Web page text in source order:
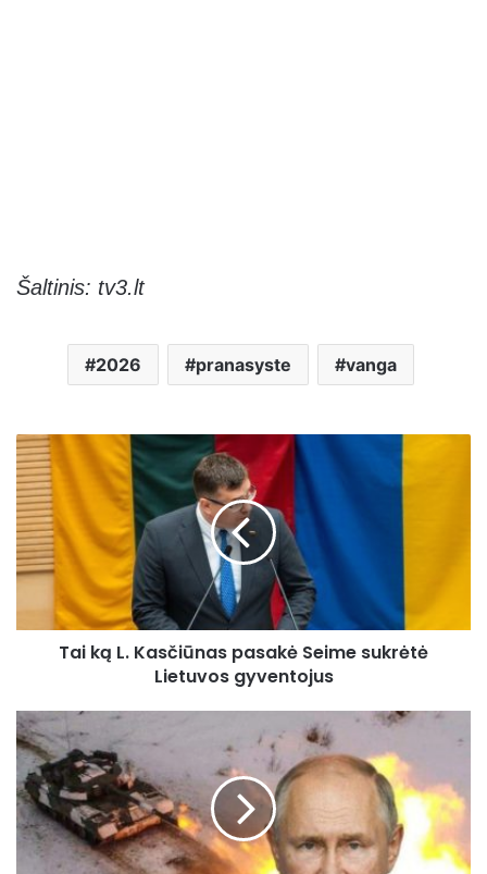
Šaltinis: tv3.lt
2026 pranasyste vanga
Tai
ką
L.
Kasčiūnas
pasakė
Seime
sukrėtė
Lietuvos
gyventojus
Tai ką L. Kasčiūnas pasakė Seime sukrėtė
Lietuvos gyventojus
Rusija
jau
atvirai
pagrasino
Lietuvai
karu
Kaliningrado